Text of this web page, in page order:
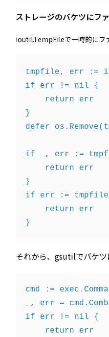
ストレージのバケツにフ
ioutil.TempFileで一時的にフ
tmpfile, err :=
if err != nil {
    return err
}
defer
if _, err :=
    return err
}
if err :=
    return err
それから、gsutilでバケツ
cmd :=
_, err =
if err != nil {
    return err